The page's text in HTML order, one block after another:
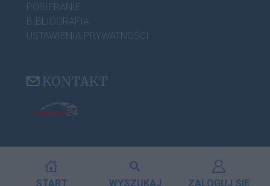
POBIERANIE
BIBLIOGRAFIA
USTAWIENIA PRYWATNOŚCI
KONTAKT
START WYSZUKAJ ZALOGUJ SIĘ